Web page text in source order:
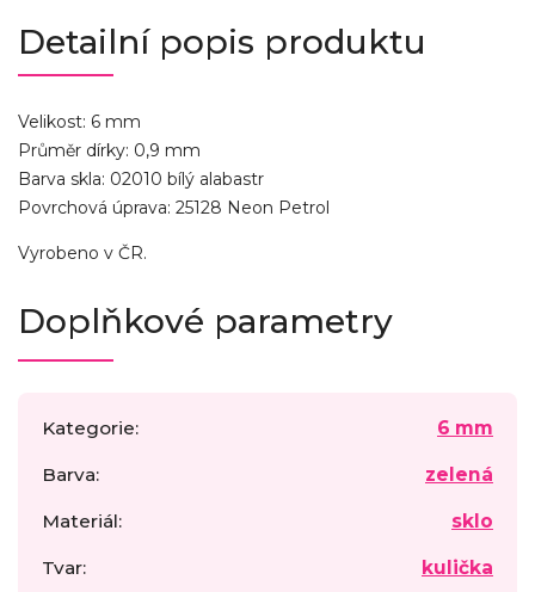
Detailní popis produktu
Velikost: 6 mm
Průměr dírky: 0,9 mm
Barva skla: 02010 bílý alabastr
Povrchová úprava: 25128 Neon Petrol
Vyrobeno v ČR.
Doplňkové parametry
Kategorie: 6 mm
Barva: zelená
Materiál: sklo
Tvar: kulička